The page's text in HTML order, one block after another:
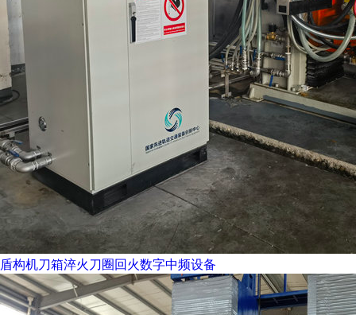
盾构机刀箱淬火刀圈回火数字中频设备